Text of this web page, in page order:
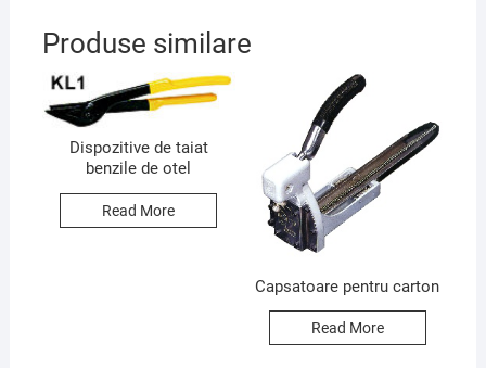
Produse similare
Dispozitive de taiat
benzile de otel
Read More
Capsatoare pentru carton
Read More